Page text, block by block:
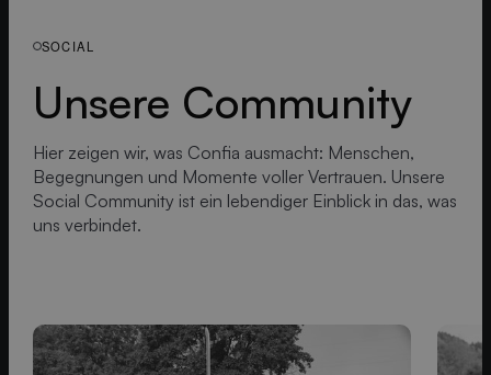
SOCIAL
Unsere Community
Hier zeigen wir, was Confia ausmacht: Menschen,
Begegnungen und Momente voller Vertrauen. Unsere
Social Community ist ein lebendiger Einblick in das, was
uns verbindet.